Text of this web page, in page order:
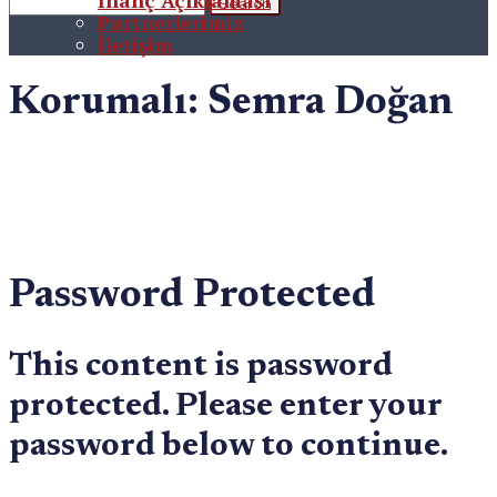
Partnerlerimiz
İletişim
Korumalı: Semra Doğan
Password Protected
This content is password
protected. Please enter your
password below to continue.